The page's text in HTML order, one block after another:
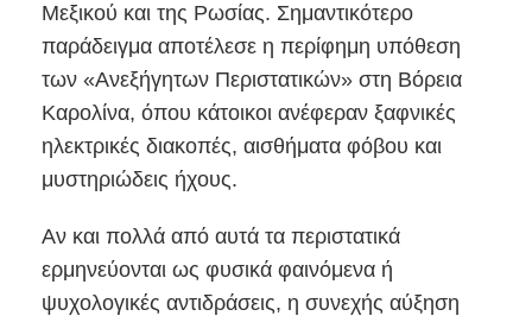
Μεξικού και της Ρωσίας. Σημαντικότερο
παράδειγμα αποτέλεσε η περίφημη υπόθεση
των «Ανεξήγητων Περιστατικών» στη Βόρεια
Καρολίνα, όπου κάτοικοι ανέφεραν ξαφνικές
ηλεκτρικές διακοπές, αισθήματα φόβου και
μυστηριώδεις ήχους.
Αν και πολλά από αυτά τα περιστατικά
ερμηνεύονται ως φυσικά φαινόμενα ή
ψυχολογικές αντιδράσεις, η συνεχής αύξηση